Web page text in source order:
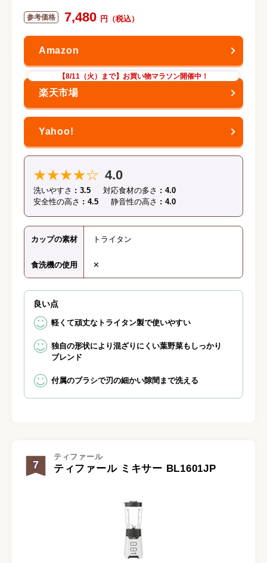
7,480
【8/11（火）まで】お買い物マラソン開催中！
★★★★☆ 4.0
洗いやすさ 3.5 対応食材の多さ
4.0
安全性の高さ
4.5 静音性の高さ 4.0
カップの素材 トライタン
食洗機の使用 ✕
良い点
軽くて頑丈なトライタン製で使いやすい
独自の形状により混ざりにくい葉野菜もしっかり
ブレンド
付属のブラシで刃の細かい隙間まで洗える
7
ティファール
ティファール ミキサー BL1601JP